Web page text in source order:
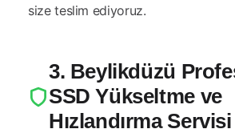
size teslim ediyoruz.
3. Beylikdüzü
SSD Yükseltme ve
Hızlandırma Servisi